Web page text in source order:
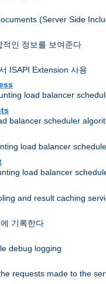
(Server Side
인 정보를 보여준다
ISAPI Extension 사용
load balancer
balancer scheduler
load balancer
load balancer
and result caching
기록한다
debug logging
requests made to the